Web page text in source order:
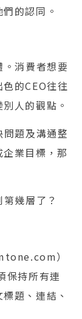
的認同。
消費者想要
的CEO往往
人的觀點。
題及溝通整
業目標，那
幾層了？
）
保持所有連
題、連結、